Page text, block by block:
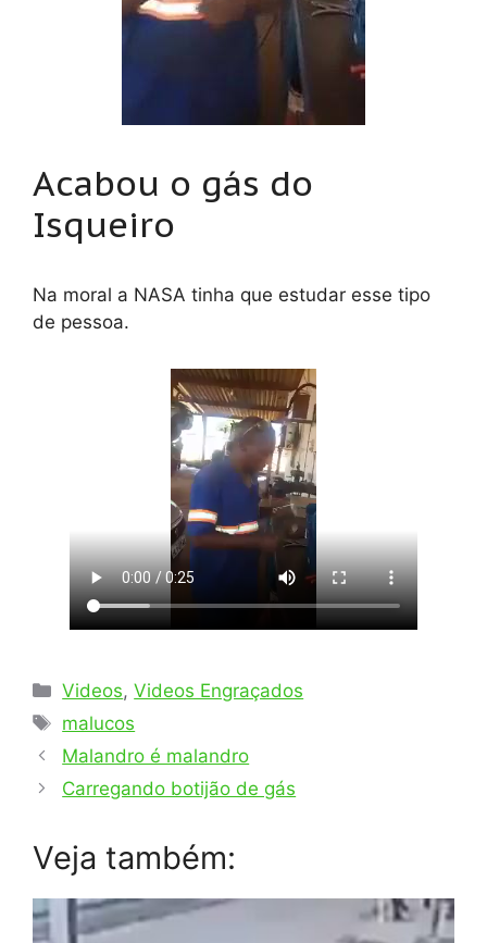
Acabou o gás do
Isqueiro
Na moral a NASA tinha que estudar esse tipo
de pessoa.
Categorias
Videos,Videos Engraçados
Tags
malucos
Malandro é malandro
Carregando botijão de gás
Veja também: